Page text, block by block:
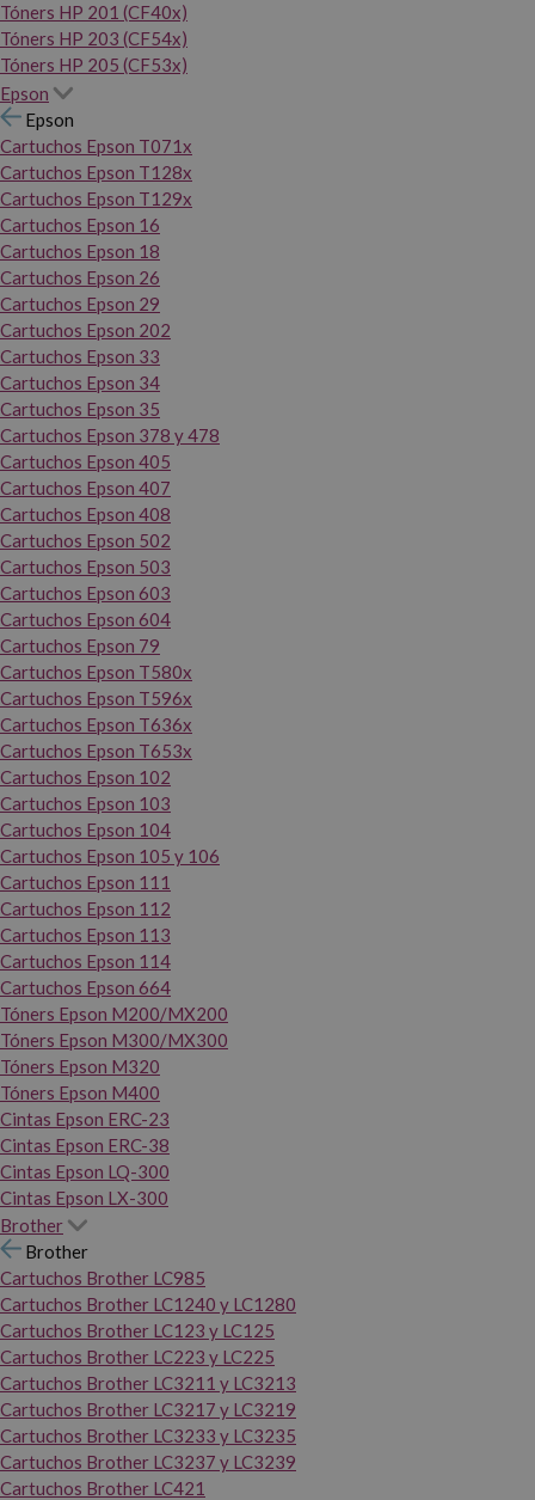
Tóners HP 201 (CF40x)
Tóners HP 203 (CF54x)
Tóners HP 205 (CF53x)
Epson
Epson
Cartuchos Epson T071x
Cartuchos Epson T128x
Cartuchos Epson T129x
Cartuchos Epson 16
Cartuchos Epson 18
Cartuchos Epson 26
Cartuchos Epson 29
Cartuchos Epson 202
Cartuchos Epson 33
Cartuchos Epson 34
Cartuchos Epson 35
Cartuchos Epson 378 y 478
Cartuchos Epson 405
Cartuchos Epson 407
Cartuchos Epson 408
Cartuchos Epson 502
Cartuchos Epson 503
Cartuchos Epson 603
Cartuchos Epson 604
Cartuchos Epson 79
Cartuchos Epson T580x
Cartuchos Epson T596x
Cartuchos Epson T636x
Cartuchos Epson T653x
Cartuchos Epson 102
Cartuchos Epson 103
Cartuchos Epson 104
Cartuchos Epson 105 y 106
Cartuchos Epson 111
Cartuchos Epson 112
Cartuchos Epson 113
Cartuchos Epson 114
Cartuchos Epson 664
Tóners Epson M200/MX200
Tóners Epson M300/MX300
Tóners Epson M320
Tóners Epson M400
Cintas Epson ERC-23
Cintas Epson ERC-38
Cintas Epson LQ-300
Cintas Epson LX-300
Brother
Brother
Cartuchos Brother LC985
Cartuchos Brother LC1240 y LC1280
Cartuchos Brother LC123 y LC125
Cartuchos Brother LC223 y LC225
Cartuchos Brother LC3211 y LC3213
Cartuchos Brother LC3217 y LC3219
Cartuchos Brother LC3233 y LC3235
Cartuchos Brother LC3237 y LC3239
Cartuchos Brother LC421